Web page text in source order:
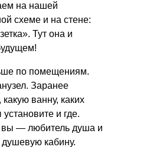
на нашей
схеме и на стене:
Тут она и
по помещениям.
Заранее
какую ванну, каких
и где.
вы — любитель душа и
душевую кабину.